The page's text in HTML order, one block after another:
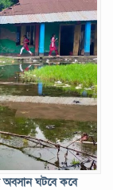
অবসান ঘটবে কবে